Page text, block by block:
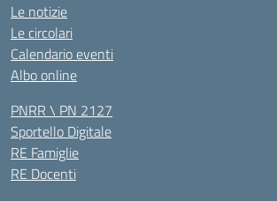
Le notizie
Le circolari
Calendario eventi
Albo online
PNRR \ PN 2127
Sportello Digitale
RE Famiglie
RE Docenti